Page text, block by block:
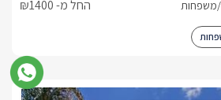
החל מ- ₪1400